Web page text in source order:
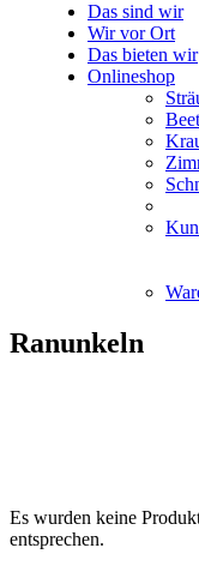
Das sind wir
Wir vor Ort
Das bieten wir
Onlineshop
Ranunkeln
Es wurden keine
entsprechen.